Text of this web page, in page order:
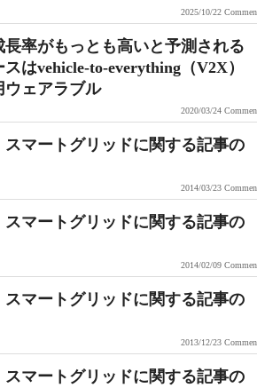
2025/10/22
率がもっとも高いと予測される
はvehicle-to-everything（V2X）
ウェアラブル
2020/03/24
マートグリッドに関する記事の
2014/03/23
マートグリッドに関する記事の
2014/02/09
マートグリッドに関する記事の
2013/12/23
マートグリッドに関する記事の